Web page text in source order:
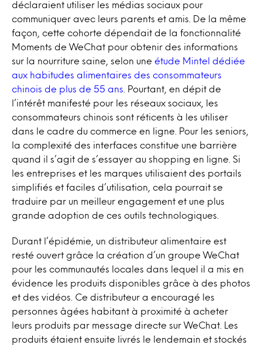
déclaraient utiliser les médias sociaux pour
communiquer avec leurs parents et amis. De la même
façon, cette cohorte dépendait de la fonctionnalité
Moments de WeChat pour obtenir des informations
sur la nourriture saine, selon une étude Mintel dédiée
aux habitudes alimentaires des consommateurs
chinois de plus de 55 ans . Pourtant, en dépit de
l’intérêt manifesté pour les réseaux sociaux, les
consommateurs chinois sont réticents à les utiliser
dans le cadre du commerce en ligne. Pour les seniors,
la complexité des interfaces constitue une barrière
quand il s’agit de s’essayer au shopping en ligne. Si
les entreprises et les marques utilisaient des portails
simplifiés et faciles d’utilisation, cela pourrait se
traduire par un meilleur engagement et une plus
grande adoption de ces outils technologiques.
Durant l’épidémie, un distributeur alimentaire est
resté ouvert grâce la création d’un groupe WeChat
pour les communautés locales dans lequel il a mis en
évidence les produits disponibles grâce à des photos
et des vidéos. Ce distributeur a encouragé les
personnes âgées habitant à proximité à acheter
leurs produits par message directe sur WeChat. Les
produits étaient ensuite livrés le lendemain et stockés